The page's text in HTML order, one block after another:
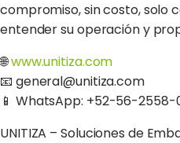
compromiso, sin costo, solo
entender su operación y
🌐www.unitiza.com
📧 general@unitiza.com
📱 WhatsApp: +52-56-2558-
UNITIZA – Soluciones de